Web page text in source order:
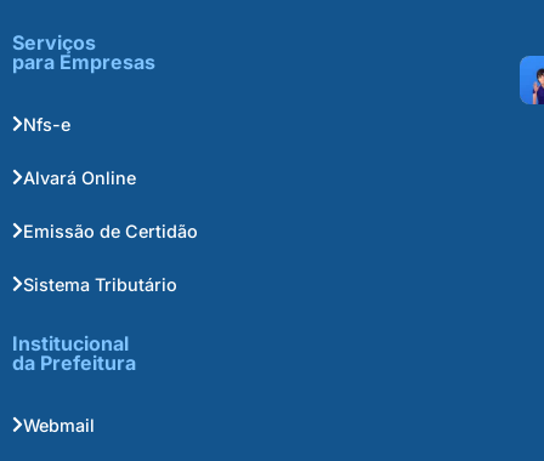
Serviços
para Empresas
Nfs-e
Alvará Online
Emissão de Certidão
Sistema Tributário
Institucional
da Prefeitura
Webmail